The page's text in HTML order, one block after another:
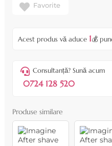
Favorite
Acest produs vă aduce 1💰
Consultanță? Sună acum
0724 128 520
Produse similare